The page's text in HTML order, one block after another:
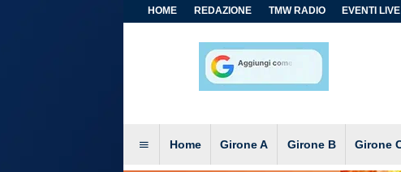
HOME REDAZIONE TMW RADIO EVENTI LIVE
Home Girone A Girone B Girone